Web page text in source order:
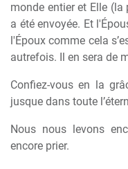
monde entier et Elle
a été envoyée. Et
l'Époux comme cela
autrefois. Il en sera de
Confiez-vous en la
jusque dans toute
Nous nous levons
encore prier.